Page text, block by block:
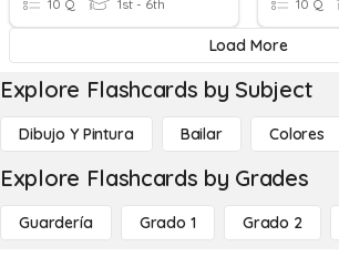
10 Q 1st - 6th 10 Q
Load More
Explore Flashcards by Subject
Dibujo Y Pintura Bailar Colores
Explore Flashcards by Grades
Guardería Grado 1 Grado 2